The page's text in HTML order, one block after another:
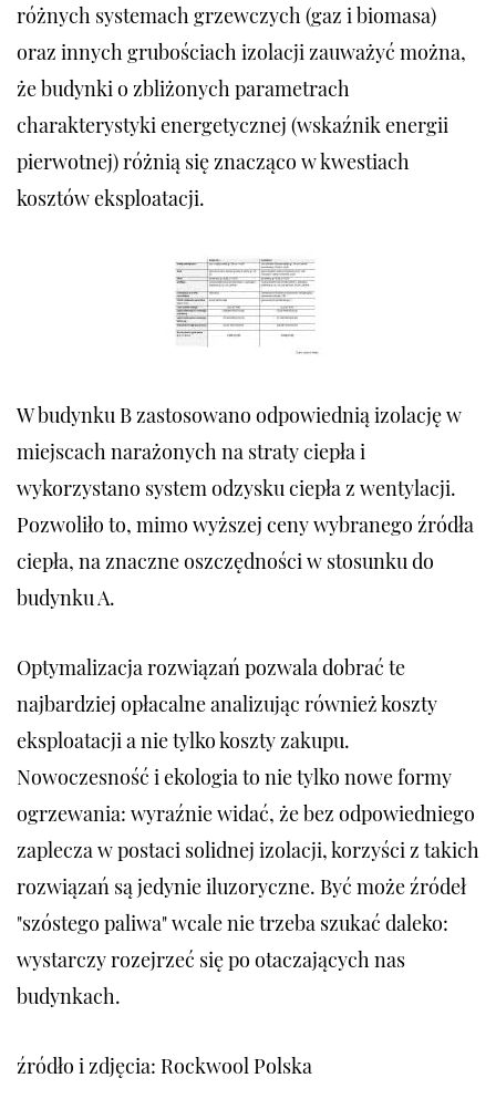
różnych systemach grzewczych (gaz i biomasa)
oraz innych grubościach izolacji zauważyć można,
że budynki o zbliżonych parametrach
charakterystyki energetycznej (wskaźnik energii
pierwotnej) różnią się znacząco w kwestiach
kosztów eksploatacji.
W budynku B zastosowano odpowiednią izolację w
miejscach narażonych na straty ciepła i
wykorzystano system odzysku ciepła z wentylacji.
Pozwoliło to, mimo wyższej ceny wybranego źródła
ciepła, na znaczne oszczędności w stosunku do
budynku A.
Optymalizacja rozwiązań pozwala dobrać te
najbardziej opłacalne analizując również koszty
eksploatacji a nie tylko koszty zakupu.
Nowoczesność i ekologia to nie tylko nowe formy
ogrzewania: wyraźnie widać, że bez odpowiedniego
zaplecza w postaci solidnej izolacji, korzyści z takich
rozwiązań są jedynie iluzoryczne. Być może źródeł
"szóstego paliwa" wcale nie trzeba szukać daleko:
wystarczy rozejrzeć się po otaczających nas
budynkach.
źródło i zdjęcia: Rockwool Polska